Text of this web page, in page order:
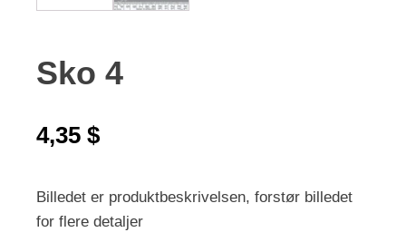
Sko 4
4,35 $
Billedet er produktbeskrivelsen, forstør billedet
for flere detaljer